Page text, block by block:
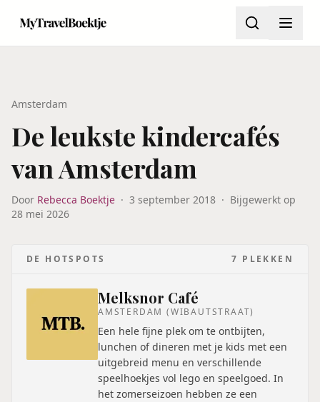
Amsterdam
De leukste kindercafés
van Amsterdam
Door Rebecca Boektje · 3 september 2018 · Bijgewerkt op
28 mei 2026
DE HOTSPOTS 7 PLEKKEN
Melksnor Café
AMSTERDAM (WIBAUTSTRAAT)
Een hele fijne plek om te ontbijten,
lunchen of dineren met je kids met een
uitgebreid menu en verschillende
speelhoekjes vol lego en speelgoed. In
het zomerseizoen hebben ze een